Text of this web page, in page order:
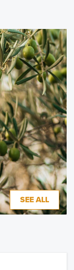
SEE ALL